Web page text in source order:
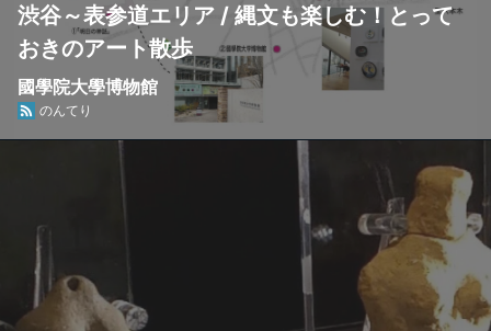
渋谷～表参道エリア / 縄文も楽しむ！とって
おきのアート散歩
國學院大學博物館
のんてり